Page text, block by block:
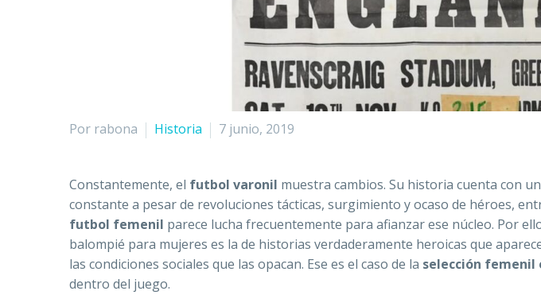
Por rabona Historia 7 junio, 2019
Constantemente, el futbol varonil muestra cambios. Su historia cuenta con
constante a pesar de revoluciones tácticas, surgimiento y ocaso de héroes,
futbol femenil parece lucha frecuentemente para afianzar ese núcleo. Por
balompié para mujeres es la de historias verdaderamente heroicas que
las condiciones sociales que las opacan. Ese es el caso de la selección femenil
dentro del juego.